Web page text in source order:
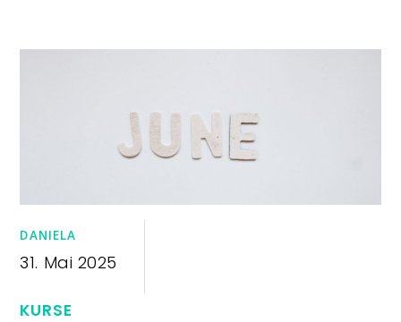
DANIELA
31. Mai 2025
KURSE